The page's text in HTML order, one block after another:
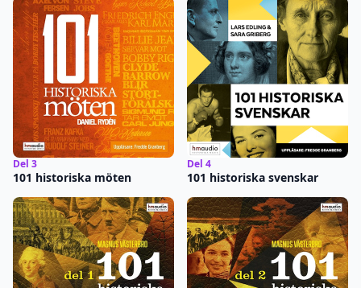
Del 3
101 historiska möten
Del 4
101 historiska svenskar